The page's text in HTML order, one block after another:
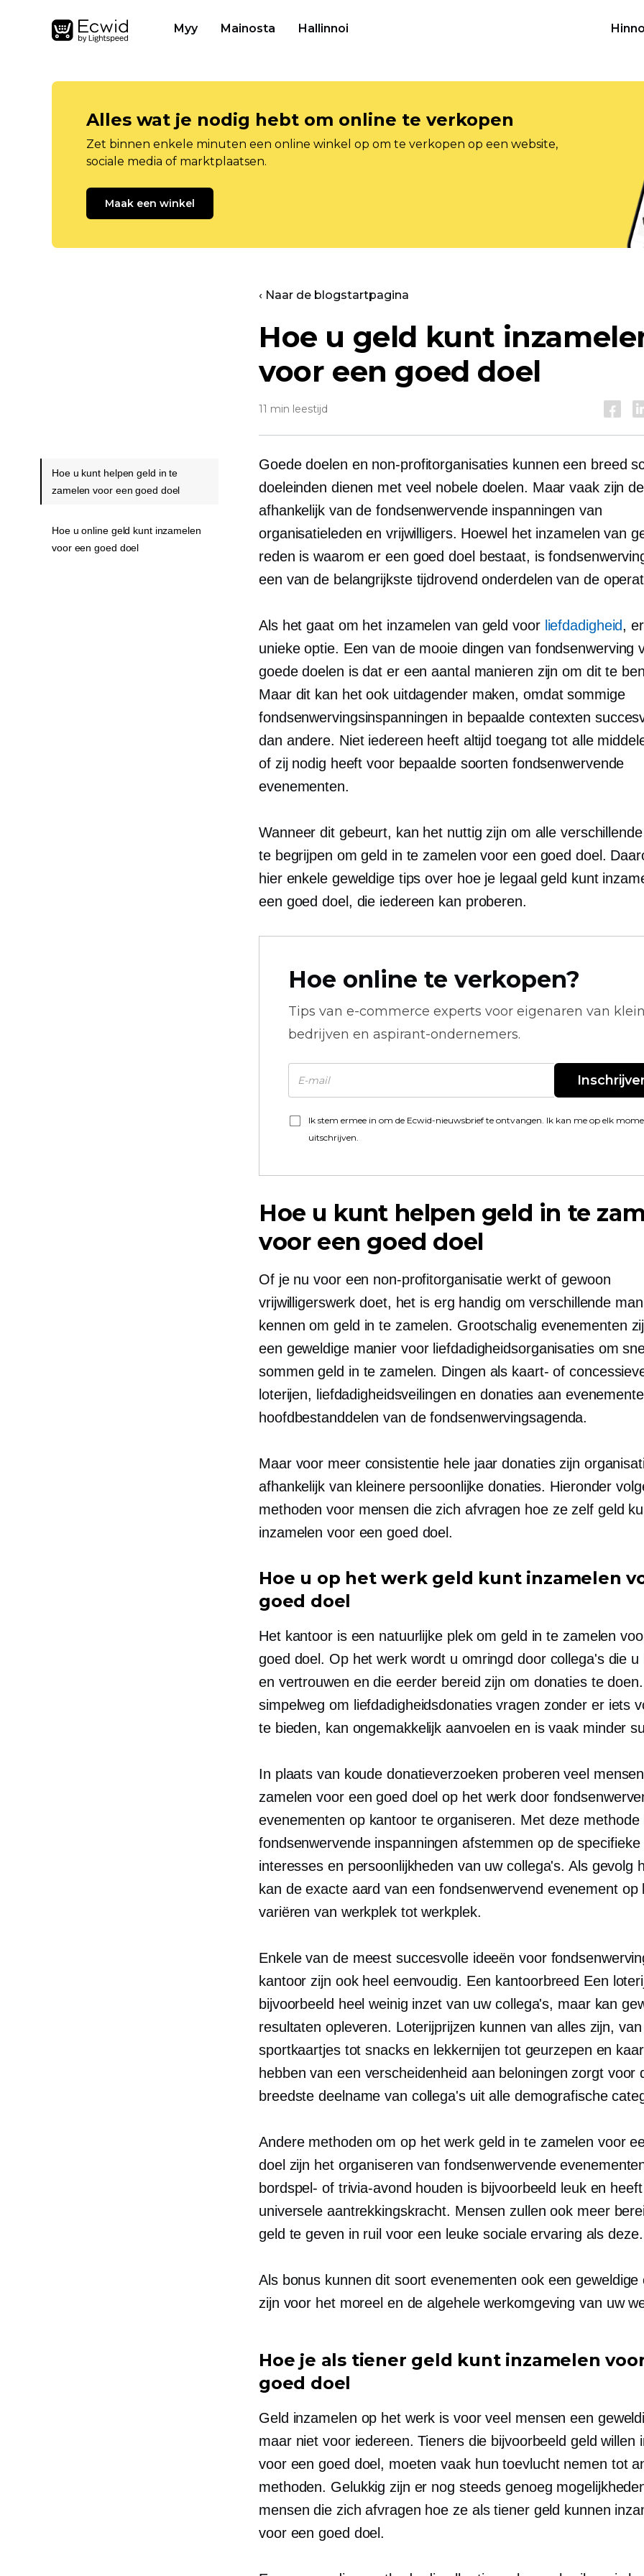
Myy Mainosta Hallinnoi
Alles wat je nodig hebt om online te verkopen
Zet binnen enkele minuten een online winkel op om te verkopen op een website,
sociale media of marktplaatsen.
Maak een winkel
‹ Naar de blogstartpagina
Hoe u geld kunt
voor een goed doel
11 min leestijd
Goede doelen en non-profitorganisaties kunnen een breed
doeleinden dienen met veel nobele doelen. Maar vaak zijn
afhankelijk van de fondsenwervende inspanningen van
organisatieleden en vrijwilligers. Hoewel het inzamelen van
reden is waarom er een goed doel bestaat, is
een van de belangrijkste tijdrovend onderdelen van de
Als het gaat om het inzamelen van geld voor liefdadigheid,
unieke optie. Een van de mooie dingen van fondsenwerving
goede doelen is dat er een aantal manieren zijn om dit te
Maar dit kan het ook uitdagender maken, omdat sommige
fondsenwervingsinspanningen in bepaalde contexten
dan andere. Niet iedereen heeft altijd toegang tot alle
of zij nodig heeft voor bepaalde soorten fondsenwervende
evenementen.
Wanneer dit gebeurt, kan het nuttig zijn om alle
te begrijpen om geld in te zamelen voor een goed doel.
hier enkele geweldige tips over hoe je legaal geld kunt
een goed doel, die iedereen kan proberen.
Hoe online te verkopen?
Tips van e-commerce experts voor eigenaren van
bedrijven en aspirant-ondernemers.
Ik stem ermee in om de Ecwid-nieuwsbrief te ontvangen. Ik kan me op elk
uitschrijven.
Hoe u kunt helpen geld in te
voor een goed doel
Of je nu voor een non-profitorganisatie werkt of gewoon
vrijwilligerswerk doet, het is erg handig om verschillende
kennen om geld in te zamelen. Grootschalig evenementen
een geweldige manier voor liefdadigheidsorganisaties om
sommen geld in te zamelen. Dingen als kaart- of
loterijen, liefdadigheidsveilingen en donaties aan
hoofdbestanddelen van de fondsenwervingsagenda.
Maar voor meer consistentie hele jaar donaties zijn
afhankelijk van kleinere persoonlijke donaties. Hieronder
methoden voor mensen die zich afvragen hoe ze zelf geld
inzamelen voor een goed doel.
Hoe u op het werk geld kunt inzamelen
goed doel
Het kantoor is een natuurlijke plek om geld in te zamelen
goed doel. Op het werk wordt u omringd door collega's die u
en vertrouwen en die eerder bereid zijn om donaties te
simpelweg om liefdadigheidsdonaties vragen zonder er iets
te bieden, kan ongemakkelijk aanvoelen en is vaak minder
In plaats van koude donatieverzoeken proberen veel
zamelen voor een goed doel op het werk door
evenementen op kantoor te organiseren. Met deze methode
fondsenwervende inspanningen afstemmen op de specifieke
interesses en persoonlijkheden van uw collega's. Als gevolg
kan de exacte aard van een fondsenwervend evenement op
variëren van werkplek tot werkplek.
Enkele van de meest succesvolle ideeën voor
kantoor zijn ook heel eenvoudig. Een kantoorbreed Een
bijvoorbeeld heel weinig inzet van uw collega's, maar kan
resultaten opleveren. Loterijprijzen kunnen van alles zijn, van
sportkaartjes tot snacks en lekkernijen tot geurzepen en
hebben van een verscheidenheid aan beloningen zorgt voor
breedste deelname van collega's uit alle demografische
Andere methoden om op het werk geld in te zamelen voor
doel zijn het organiseren van fondsenwervende
bordspel- of trivia-avond houden is bijvoorbeeld leuk en
universele aantrekkingskracht. Mensen zullen ook meer
geld te geven in ruil voor een leuke sociale ervaring als deze.
Als bonus kunnen dit soort evenementen ook een geweldige
zijn voor het moreel en de algehele werkomgeving van uw
Hoe je als tiener geld kunt inzamelen
goed doel
Geld inzamelen op het werk is voor veel mensen een
maar niet voor iedereen. Tieners die bijvoorbeeld geld willen
voor een goed doel, moeten vaak hun toevlucht nemen tot
methoden. Gelukkig zijn er nog steeds genoeg
mensen die zich afvragen hoe ze als tiener geld kunnen
voor een goed doel.
Hoe u kunt helpen geld in te
zamelen voor een goed doel
Hoe u online geld kunt inzamelen
voor een goed doel